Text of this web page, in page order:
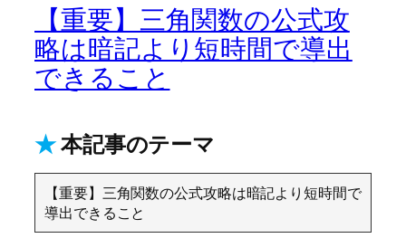
【重要】三角関数の公式攻
略は暗記より短時間で導出
できること
★本記事のテーマ
【重要】三角関数の公式攻略は暗記より短時間で
導出できること